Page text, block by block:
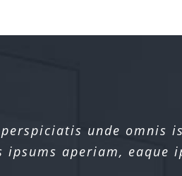
unde omnis
ipsums aperiam,
unde omnis
ipsums aperiam,